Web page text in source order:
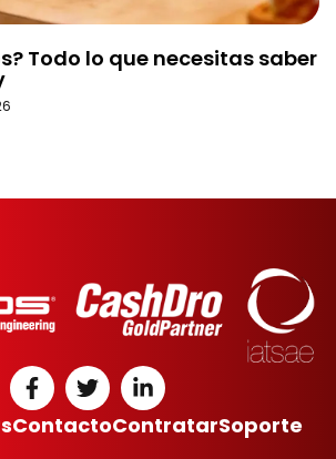
Todo lo que necesitas saber
ContactoContratarSoporte